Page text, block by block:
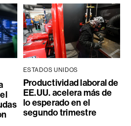
ESTADOS UNIDOS
Productividad laboral de
EE.UU. acelera más de
lo esperado en el
segundo trimestre